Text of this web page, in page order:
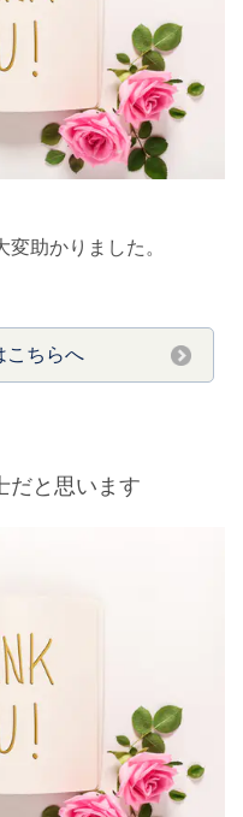
助かりました。
こちらへ
だと思います